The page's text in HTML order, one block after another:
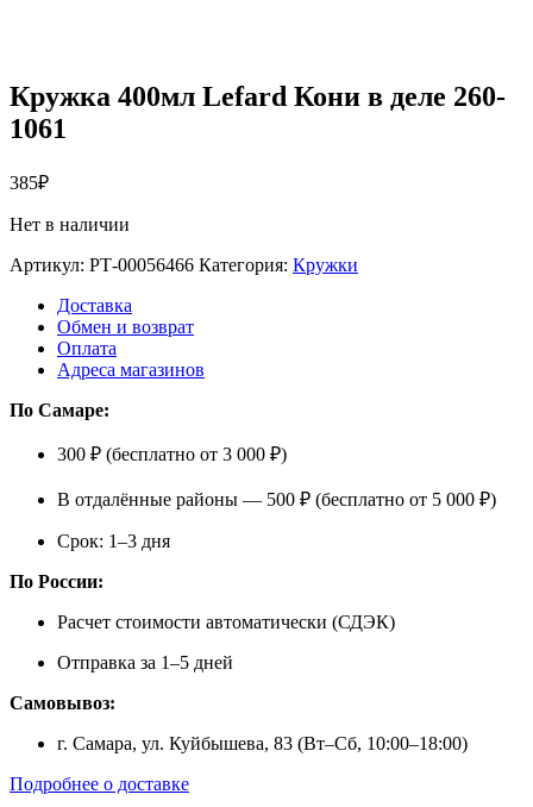
Кружка 400мл Lefard Кони в деле 260-
1061
385₽
Нет в наличии
Артикул: РТ-00056466 Категория: Кружки
Доставка
Обмен и возврат
Оплата
Адреса магазинов
По Самаре:
300 ₽ (бесплатно от 3 000 ₽)
В отдалённые районы — 500 ₽ (бесплатно от 5 000 ₽)
Срок: 1–3 дня
По России:
Расчет стоимости автоматически (СДЭК)
Отправка за 1–5 дней
Самовывоз:
г. Самара, ул. Куйбышева, 83 (Вт–Сб, 10:00–18:00)
Подробнее о доставке